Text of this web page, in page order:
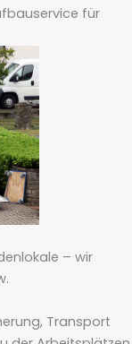
für
– wir
Transport